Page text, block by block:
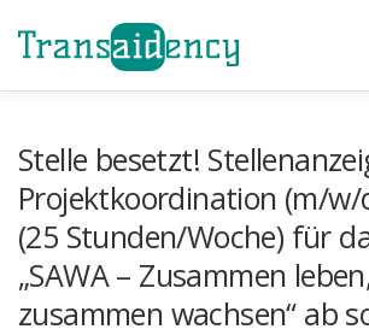
Inhalt
springen
ÜBER UNS PROJEKTE TEAM
KONTAKT
Stelle besetzt!
Projektkoordination (m/w/
(25 Stunden/Woche) für
„SAWA – Zusammen
zusammen wachsen“ ab